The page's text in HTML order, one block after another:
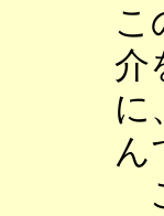
こ
介
に
ん